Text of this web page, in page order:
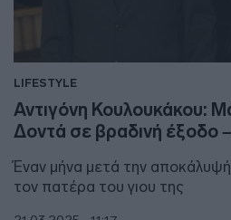
LIFESTYLE
Αντιγόνη Κουλουκάκου:
Δοντά σε βραδινή έξοδο
Έναν μήνα μετά την αποκάλυψή
τον πατέρα του γιου της